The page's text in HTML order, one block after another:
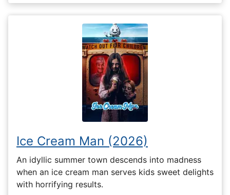
Ice Cream Man (2026)
An idyllic summer town descends into madness
when an ice cream man serves kids sweet delights
with horrifying results.